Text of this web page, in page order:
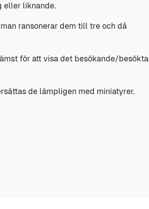
eller liknande.
ransonerar dem till tre och då
för att visa det besökande/besökta
de lämpligen med miniatyrer.